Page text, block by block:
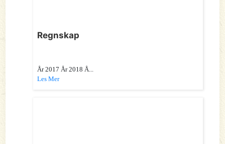
Regnskap
År 2017 År 2018 Å...
Les Mer